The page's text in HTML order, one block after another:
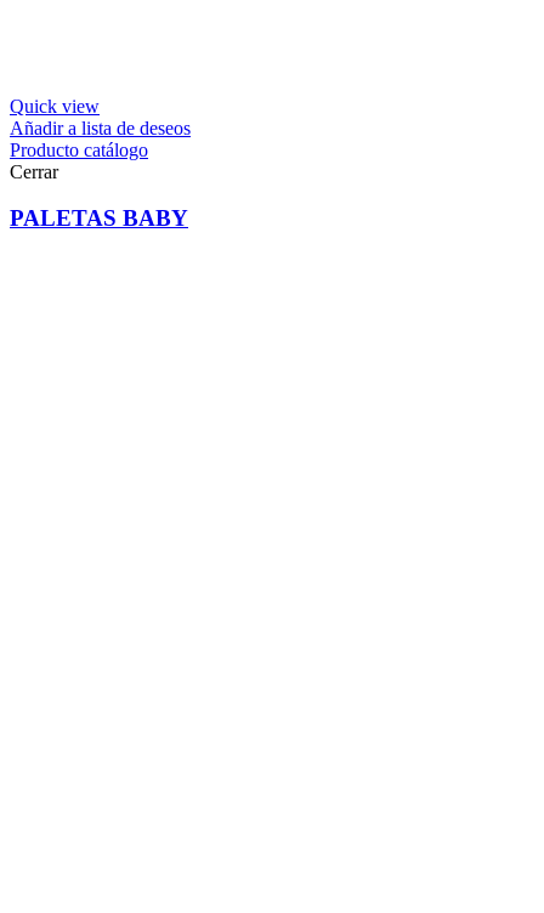
Quick view
Añadir a lista de deseos
Producto catálogo
Cerrar
PALETAS BABY